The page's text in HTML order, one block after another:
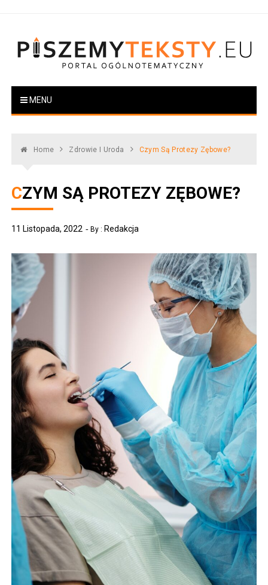
PiszemyTeksty.pl
Portal ogólnotematyczny
MENU
Home Zdrowie I Uroda Czym Są Protezy Zębowe?
CZYM SĄ PROTEZY ZĘBOWE?
11 Listopada, 2022 By : Redakcja